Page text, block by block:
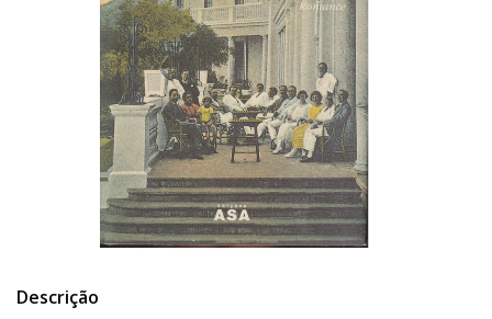
Descrição